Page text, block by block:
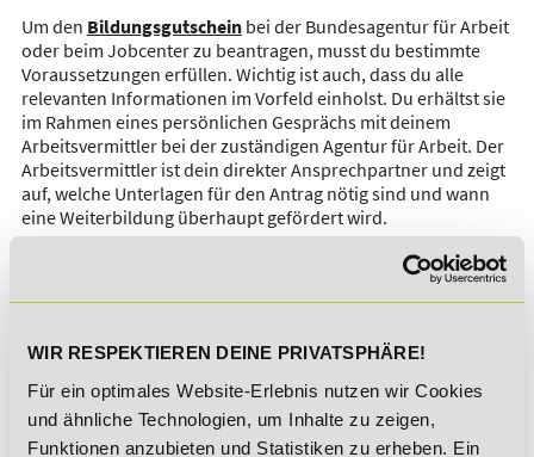
WIR RESPEKTIEREN DEINE PRIVATSPHÄRE!
Für ein optimales Website-Erlebnis nutzen wir Cookies
und ähnliche Technologien, um Inhalte zu zeigen,
Funktionen anzubieten und Statistiken zu erheben. Ein
Um den Bildungsgutscheinbei der Bundesagentur für Arbeit
oder beim Jobcenter zu beantragen, musst du bestimmte
Voraussetzungen erfüllen. Wichtig ist auch, dass du alle
relevanten Informationen im Vorfeld einholst. Du erhältst sie
im Rahmen eines persönlichen Gesprächs mit deinem
Arbeitsvermittler bei der zuständigen Agentur für Arbeit. Der
Arbeitsvermittler ist dein direkter Ansprechpartner und zeigt
auf, welche Unterlagen für den Antrag nötig sind und wann
eine Weiterbildung überhaupt gefördert wird.
Um gefördert zu werden, musst du entweder arbeitslos oder
arbeitssuchend sein oder nachweisen, dass dir eine
drohende Arbeitslosigkeit bevorsteht. Auch Arbeitnehmer in
Krankheit beruflich wiedereingliedern möchten, können den
beim Jobcenter beantragen.